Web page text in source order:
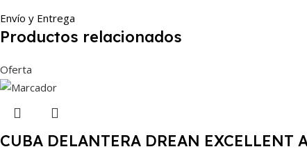
Envío y Entrega
Productos relacionados
Oferta
CUBA DELANTERA DREAN EXCELLENT